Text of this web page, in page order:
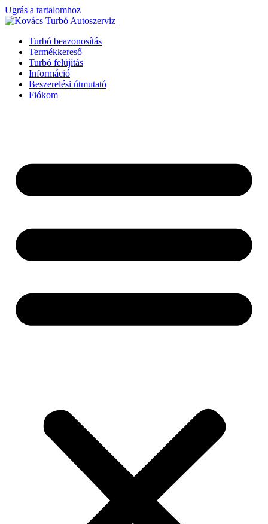
Ugrás a tartalomhoz
Turbó beazonosítás
Termékkereső
Turbó felújítás
Információ
Beszerelési útmutató
Fiókom